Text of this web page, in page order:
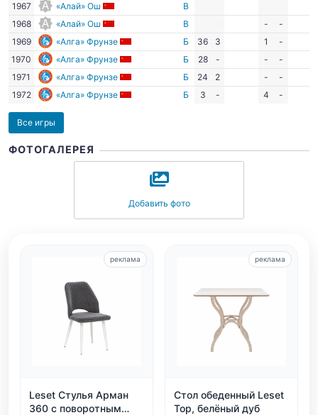
1967
«Алай» Ош
В
1968
«Алай» Ош В -
-
1969
«Алга» Фрунзе Б 36 3 1
-
1970
«Алга» Фрунзе Б 28 - -
-
1971
«Алга» Фрунзе Б 24 2 -
-
1972
«Алга» Фрунзе Б 3 - 4 -
Все игры
ФОТОГАЛЕРЕЯ
Добавить фото
Leset Стулья Арман
360 с поворотным
реклама
Стол обеденный Leset
Тор, белёный дуб
реклама